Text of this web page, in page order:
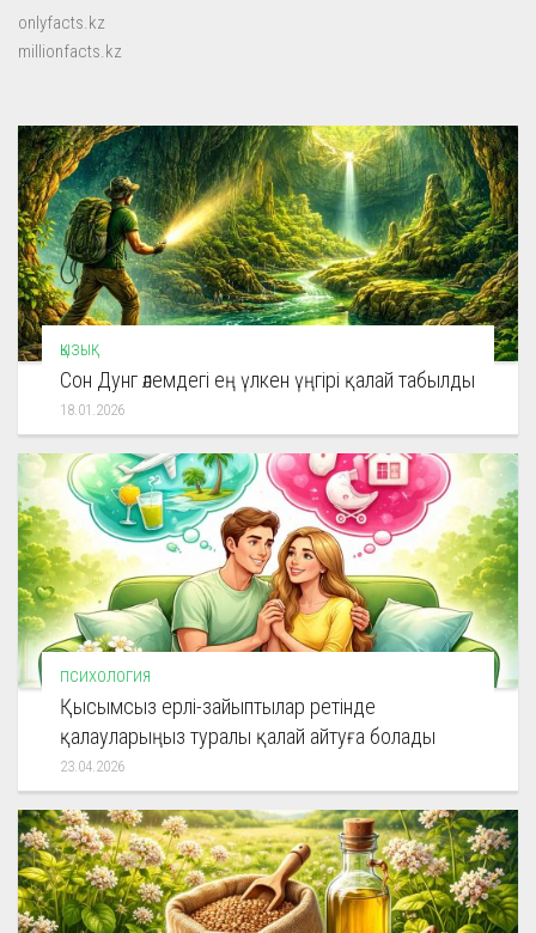
onlyfacts.kz
millionfacts.kz
ҚЫЗЫҚ
Сон Дунг әлемдегі ең үлкен үңгірі қалай табылды
18.01.2026
ПСИХОЛОГИЯ
Қысымсыз ерлі-зайыптылар ретінде
қалауларыңыз туралы қалай айтуға болады
23.04.2026